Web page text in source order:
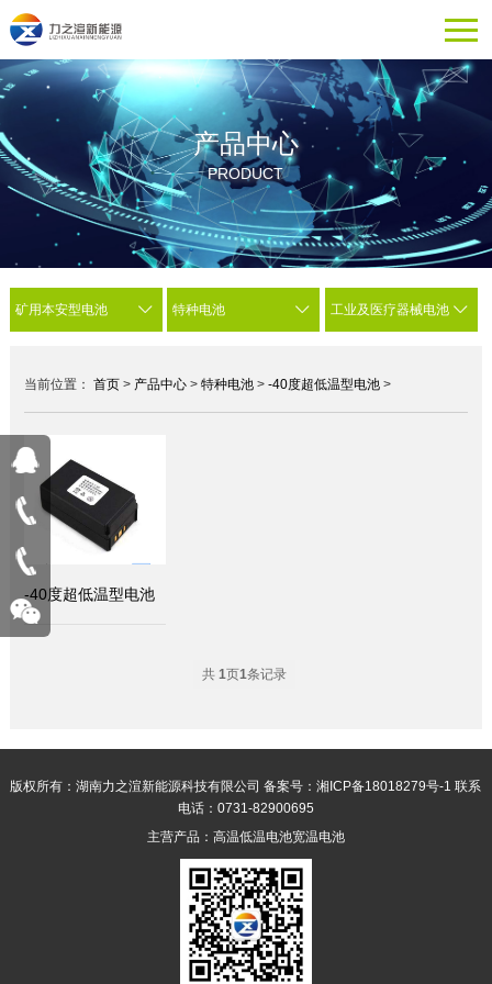
产品中心
PRODUCT
矿用本安型电池 特种电池 工业及医疗器械电池
当前位置： 首页> 产品中心> 特种电池> -40度超低温型电池>
-40度超低温型电池
共 1页1条记录
版权所有：湖南力之渲新能源科技有限公司备案号：湘ICP备18018279号-1 联系
电话：0731-82900695
主营产品： 高温低温电池宽温电池